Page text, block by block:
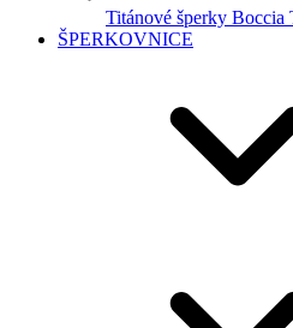
Titánové šperky Boccia
ŠPERKOVNICE